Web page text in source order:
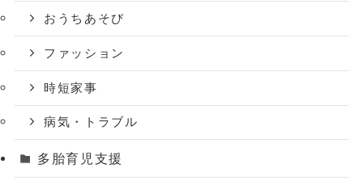
おうちあそび
ファッション
時短家事
病気・トラブル
多胎育児支援